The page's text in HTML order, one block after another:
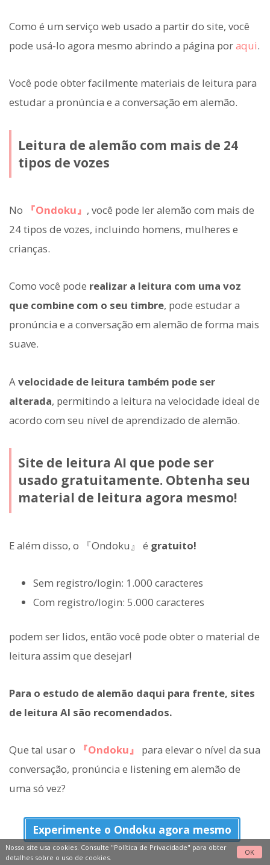
Como é um serviço web usado a partir do site, você
pode usá-lo agora mesmo abrindo a página poraqui.
Você pode obter facilmente materiais de leitura para
estudar a pronúncia e a conversação em alemão.
Leitura de alemão com mais de 24
tipos de vozes
No 『Ondoku』 , você pode ler alemão com mais de
24 tipos de vozes, incluindo homens, mulheres e
crianças.
Como você pode realizar a leitura com uma voz
que combine com o seu timbre, pode estudar a
pronúncia e a conversação em alemão de forma mais
suave.
A velocidade de leitura também pode ser
alterada, permitindo a leitura na velocidade ideal de
acordo com seu nível de aprendizado de alemão.
Site de leitura AI que pode ser
usado gratuitamente. Obtenha seu
material de leitura agora mesmo!
E além disso, o 『Ondoku』 é gratuito!
Sem registro/login: 1.000 caracteres
Com registro/login: 5.000 caracteres
podem ser lidos, então você pode obter o material de
leitura assim que desejar!
Para o estudo de alemão daqui para frente, sites
de leitura AI são recomendados.
Que tal usar o 『Ondoku』
para elevar o nível da sua
conversação, pronúncia e listening em alemão de
uma só vez?
Experimente o Ondoku agora mesmo
Nosso site usa cookies. Consulte "Política de Privacidade" para obter
detalhes sobre o uso de cookies.
OK